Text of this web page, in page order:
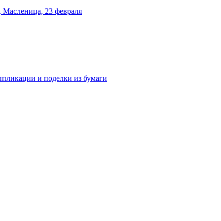
23 февраля
и поделки из бумаги